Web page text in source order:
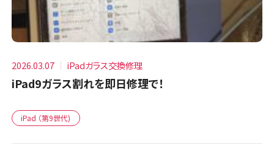
2026.03.07 iPadガラス交換修理
iPad9ガラス割れを即日修理で！
iPad （第9世代)